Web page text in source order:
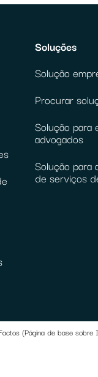
Soluções
Solução
Procurar
Solução para
advogados
Solução para
de serviços
(Página de base sobre